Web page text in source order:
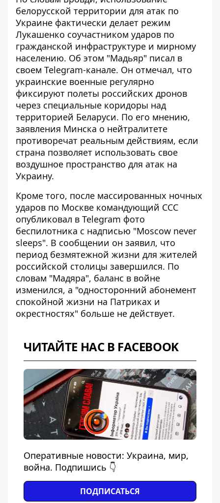
белорусской территории для атак по
Украине фактически делает режим
Лукашенко соучастником ударов по
гражданской инфраструктуре и мирному
населению. Об этом "Мадьяр" писал в
своем Telegram-канале. Он отмечал, что
украинские военные регулярно
фиксируют полеты российских дронов
через специальные коридоры над
территорией Беларуси. По его мнению,
заявления Минска о нейтралитете
противоречат реальным действиям, если
страна позволяет использовать свое
воздушное пространство для атак на
Украину.
Кроме того, после массированных ночных
ударов по Москве командующий ССС
опубликовал в Telegram фото
беспилотника с надписью "Moscow never
sleeps". В сообщении он заявил, что
период безмятежной жизни для жителей
российской столицы завершился. По
словам "Мадяра", баланс в войне
изменился, а "односторонний абонемент
спокойной жизни на Патриках и
окрестностях" больше не действует.
ЧИТАЙТЕ НАС В FACEBOOK
Оперативные новости: Украина, мир,
война. Подпишись 👇
ПОДПИСАТЬСЯ